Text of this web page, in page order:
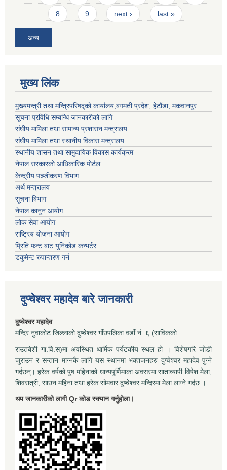
8 9 next › last »
अन्य
मुख्य लिंक
मुख्यमन्त्री तथा मन्त्रिपरिषद्को कार्यालय,बगमती प्रदेश, हेटौंडा, मकवानपुर
सूचना प्रविधि सम्बन्धि जानकारीको लागि
संघीय मामिला तथा सामान्य प्रशासन मन्त्रालय
संघीय मामिला तथा स्थानीय विकास मन्त्रालय
स्थानीय शासन तथा सामुदायिक विकास कार्यक्रम
नेपाल सरकारको आधिकारिक पोर्टल
केन्द्रीय पञ्जीकरण विभाग
अर्थ मन्त्रालय
सूचना बिभाग
नेपाल कानुन आयोग
लोक सेवा आयोग
राष्ट्रिय योजना आयोग
प्रिति फन्ट बाट युनिकोड कन्भर्टर
डकुमेन्ट रुपान्तरण गर्न
दुप्चेश्वर महादेव बारे जानकारी
दुप्चेश्वर महादेव
मन्दिर नुवाकोट जिल्लाको दुप्चेश्वर गाँउपलिका वडाँ नं. ६ (साविकको
राउतबेशी गा.वि.स)मा अवस्थित धार्मिक पर्यटकीय स्थल हो । विशेषगरि जोडी
जुराउन र सन्तान माग्नकै लागि यस स्थानमा भक्तजनहरु दुप्चेश्वर महादेव पुग्ने
गर्दछन्। हरेक वर्षको पुष महिनाको धान्यपूर्णिमाका अवसरमा साताव्यापी विषेश मेला,
शिवरात्री, साउन महिना तथा हरेक सोमवार दुप्चेश्वर मन्दिरमा मेला लाग्ने गर्दछ ।
थप जानकारीको लागी Qr कोड स्क्यान गर्नुहोला।